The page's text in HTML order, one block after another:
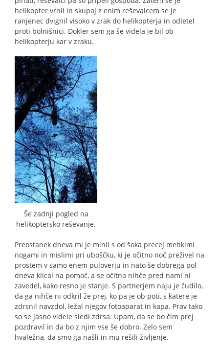
helikopter vrnil in skupaj z enim reševalcem se je
ranjenec dvignil visoko v zrak do helikopterja in odletel
proti bolnišnici. Dokler sem ga še videla je bil ob
helikopterju kar v zraku.
Še zadnji pogled na
helikoptersko reševanje.
Preostanek dneva mi je minil s od šoka precej mehkimi
nogami in mislimi pri uboščku, ki je očitno noč preživel na
prostem v samo enem puloverju in nato še dobrega pol
dneva klical na pomoč, a se očitno nihče pred nami ni
zavedel, kako resno je stanje. S partnerjem naju je čudilo,
da ga nihče ni odkril že prej, ko pa je ob poti, s katere je
zdrsnil navzdol, ležal njegov fotoaparat in kapa. Prav tako
so se jasno videle sledi zdrsa. Upam, da se bo čim prej
pozdravil in da bo z njim vse še dobro. Zelo sem
hvaležna, da smo ga našli in mu rešili življenje.